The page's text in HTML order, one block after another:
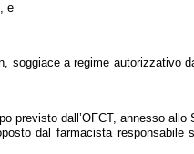
e
soggiace a regime
dall’OFCT, annesso allo
dal farmacista